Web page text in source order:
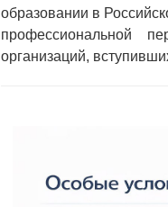
образовании в
профессиональной
организаций,